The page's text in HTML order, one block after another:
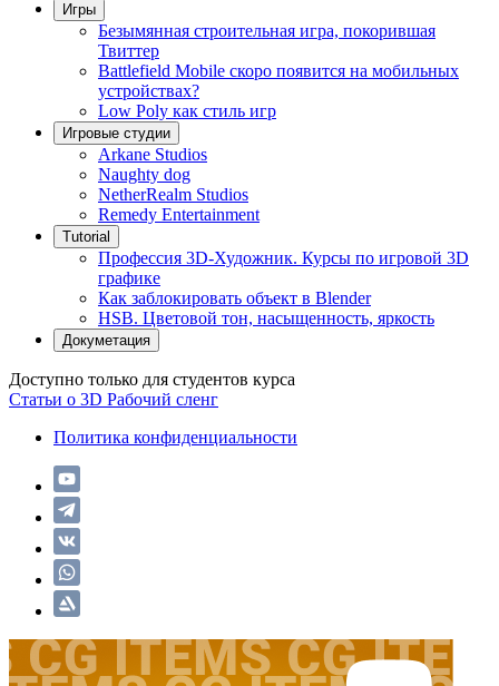
Игры
Безымянная строительная игра, покорившая
Твиттер
Battlefield Mobile скоро появится на мобильных
устройствах?
Low Poly как стиль игр
Игровые студии
Arkane Studios
Naughty dog
NetherRealm Studios
Remedy Entertainment
Tutorial
Профессия 3D-Художник. Курсы по игровой 3D
графике
Как заблокировать объект в Blender
HSB. Цветовой тон, насыщенность, яркость
Докуметация
Доступно только для студентов курса
Статьи о 3D Рабочий сленг
Политика конфиденциальности